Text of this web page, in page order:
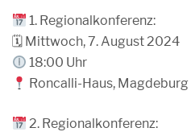
1. Regionalkonferenz:
🗓 Mittwoch, 7. August 2024
18:00 Uhr
Roncalli-Haus, Magdeburg
2. Regionalkonferenz: